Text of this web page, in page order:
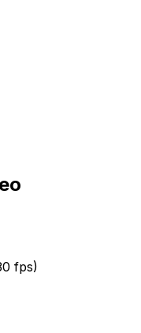
fps)